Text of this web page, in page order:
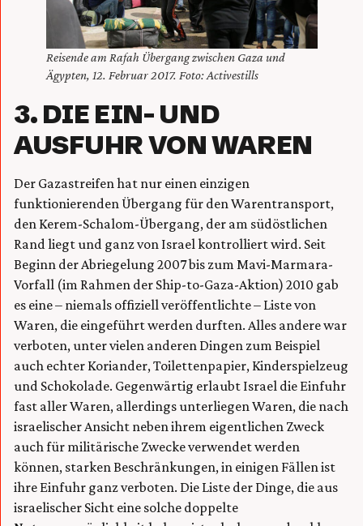
Reisende am Rafah Übergang zwischen Gaza und
Ägypten, 12. Februar 2017. Foto: Activestills
3. DIE EIN- UND
AUSFUHR VON WAREN
Der Gazastreifen hat nur einen einzigen
funktionierenden Übergang für den Warentransport,
den Kerem-Schalom-Übergang, der am südöstlichen
Rand liegt und ganz von Israel kontrolliert wird. Seit
Beginn der Abriegelung 2007 bis zum Mavi-Marmara-
Vorfall (im Rahmen der Ship-to-Gaza-Aktion) 2010 gab
es eine – niemals offiziell veröffentlichte – Liste von
Waren, die eingeführt werden durften. Alles andere war
verboten, unter vielen anderen Dingen zum Beispiel
auch echter Koriander, Toilettenpapier, Kinderspielzeug
und Schokolade. Gegenwärtig erlaubt Israel die Einfuhr
fast aller Waren, allerdings unterliegen Waren, die nach
israelischer Ansicht neben ihrem eigentlichen Zweck
auch für militärische Zwecke verwendet werden
können, starken Beschränkungen, in einigen Fällen ist
ihre Einfuhr ganz verboten. Die Liste der Dinge, die aus
israelischer Sicht eine solche doppelte